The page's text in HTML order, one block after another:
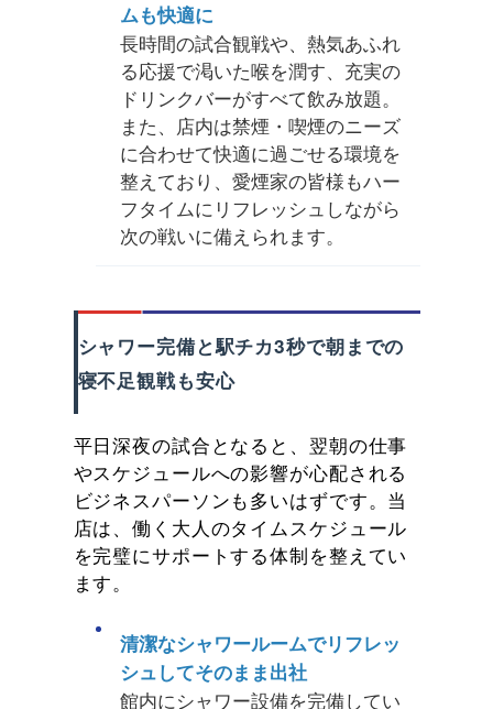
ムも快適に
長時間の試合観戦や、熱気あふれ
る応援で渇いた喉を潤す、充実の
ドリンクバーがすべて飲み放題。
また、店内は禁煙・喫煙のニーズ
に合わせて快適に過ごせる環境を
整えており、愛煙家の皆様もハー
フタイムにリフレッシュしながら
次の戦いに備えられます。
シャワー完備と駅チカ3秒で朝までの
寝不足観戦も安心
平日深夜の試合となると、翌朝の仕事
やスケジュールへの影響が心配される
ビジネスパーソンも多いはずです。当
店は、働く大人のタイムスケジュール
を完璧にサポートする体制を整えてい
ます。
清潔なシャワールームでリフレッ
シュしてそのまま出社
館内にシャワー設備を完備してい